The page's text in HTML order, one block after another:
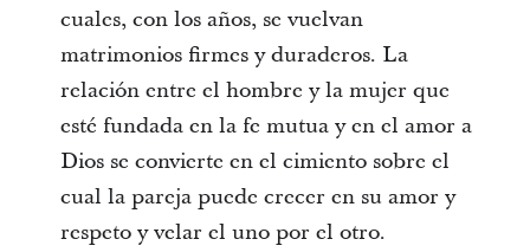
cuales, con los años, se vuelvan
matrimonios firmes y duraderos. La
relación entre el hombre y la mujer que
esté fundada en la fe mutua y en el amor a
Dios se convierte en el cimiento sobre el
cual la pareja puede crecer en su amor y
respeto y velar el uno por el otro.